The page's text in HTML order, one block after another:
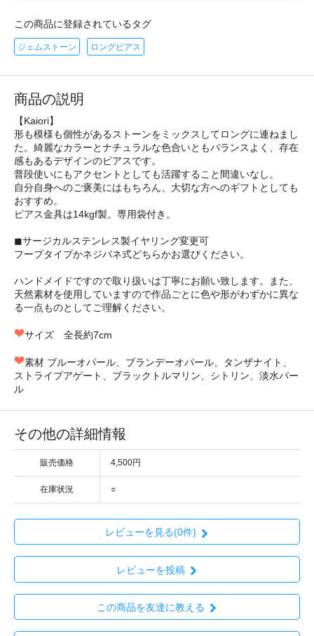
この商品に登録されているタグ
ジェムストーン ロングピアス
商品の説明
【Kaiori】
形も模様も個性があるストーンをミックスしてロングに連ねまし
た。綺麗なカラーとナチュラルな色合いともバランスよく、存在
感もあるデザインのピアスです。
普段使いにもアクセントとしても活躍すること間違いなし。
自分自身へのご褒美にはもちろん、大切な方へのギフトとしても
おすすめ。
ピアス金具は14kgf製。専用袋付き。
◼︎サージカルステンレス製イヤリング変更可
フープタイプかネジバネ式どちらかお選びください。
ハンドメイドですので取り扱いは丁寧にお願い致します。また、
天然素材を使用していますので作品ごとに色や形がわずかに異な
る一点ものとしてご理解ください。
サイズ 全長約7cm
素材 ブルーオパール、ブランデーオパール、タンザナイト、
ストライプアゲート、ブラックトルマリン、シトリン、淡水パー
ル
その他の詳細情報
販売価格 4,500円
在庫状況 ○
レビューを見る(0件)
レビューを投稿
この商品を友達に教える